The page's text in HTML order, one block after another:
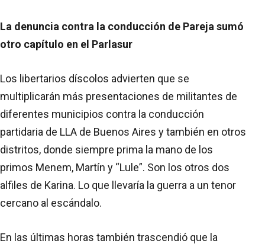
La denuncia contra la conducción de Pareja sumó
otro capítulo en el Parlasur
Los libertarios díscolos advierten que se
multiplicarán más presentaciones de militantes de
diferentes municipios contra la conducción
partidaria de LLA de Buenos Aires y también en otros
distritos, donde siempre prima la mano de los
primos Menem, Martín y “Lule”. Son los otros dos
alfiles de Karina. Lo que llevaría la guerra a un tenor
cercano al escándalo.
En las últimas horas también trascendió que la